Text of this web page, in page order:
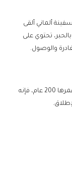
ألماني ألقى
رسالة مكتوبة بالحبر، تحتوي على
والوصول.
وإذا تم التحقق الآن من صحة رسالة فيريت التي يبلغ عمرها 200 عام، فإنه